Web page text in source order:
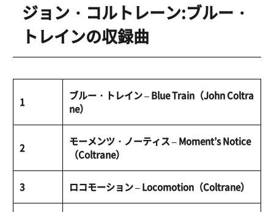
ジョン・コルトレーン:ブルー・
トレインの収録曲
1
ブルー・トレイン – Blue Train（John Coltra
ne）
2
モーメンツ・ノーティス – Moment’s Notice
（Coltrane）
3 ロコモーション – Locomotion（Coltrane）